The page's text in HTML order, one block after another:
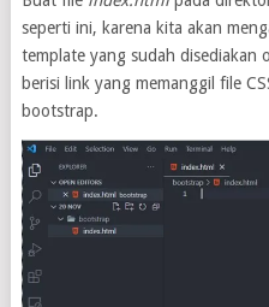
seperti ini, karena kita akan
template yang sudah disediakan
berisi link yang memanggil file
bootstrap.